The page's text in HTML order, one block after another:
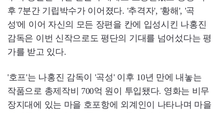
후 7분간 기립박수가 이어졌다. '추격자', '황해', '곡
성'에 이어 자신의 모든 장편을 칸에 입성시킨 나홍진
감독은 이번 신작으로도 평단의 기대를 넘어섰다는 평
가를 받고 있다.
'호프'는 나홍진 감독이 '곡성' 이후 10년 만에 내놓는
작품으로 총제작비 700억 원이 투입됐다. 영화는 비무
장지대에 있는 마을 호포항에 외계인이 나타나며 마을